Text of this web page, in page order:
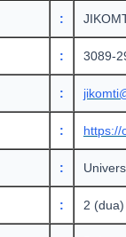
:
: 3089-
:
: https://
:
: 2